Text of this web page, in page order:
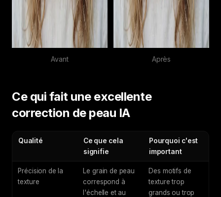
Avant Après
Ce qui fait une excellente
correction de peau IA
Qualité
Ce que cela
signifie
Pourquoi c'est
important
Précision de la
texture
Le grain de peau
correspond à
l'échelle et au
Des motifs de
texture trop
grands ou trop